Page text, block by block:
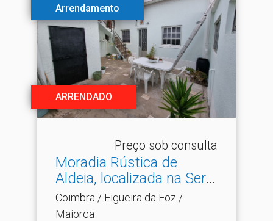
Arrendamento
ARRENDADO
Preço sob consulta
Moradia Rústica de
Aldeia, localizada na Serr.​
..
Coimbra / Figueira da Foz /
Maiorca